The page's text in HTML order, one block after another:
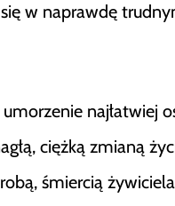
w naprawdę
najłatwiej
ciężką zmianą
śmiercią